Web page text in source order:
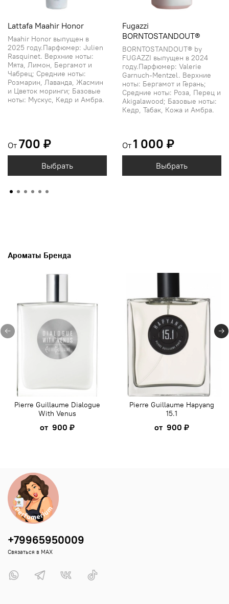
Lattafa Maahir Honor
Maahir Honor выпущен в
2025 году.Парфюмер: Julien
Rasquinet. Верхние ноты:
Мята, Лимон, Бергамот и
Чабрец; Средние ноты:
Розмарин, Лаванда, Жасмин
и Цветок моринги; Базовые
ноты: Мускус, Кедр и Амбра.
От 700 ₽
Выбрать
Fugazzi
BORNTOSTANDOUT®
BORNTOSTANDOUT® by
FUGAZZI выпущен в 2024
году.Парфюмер: Valerie
Garnuch-Mentzel. Верхние
ноты: Бергамот и Герань;
Средние ноты: Роза, Перец и
Akigalawood; Базовые ноты:
Кедр, Табак, Кожа и Амбра.
От 1 000 ₽
Выбрать
Ароматы Бренда
Pierre Guillaume Dialogue
With Venus
от 900 ₽
Pierre Guillaume Hapyang
15.1
от 900 ₽
+79965950009
Связаться в MAX